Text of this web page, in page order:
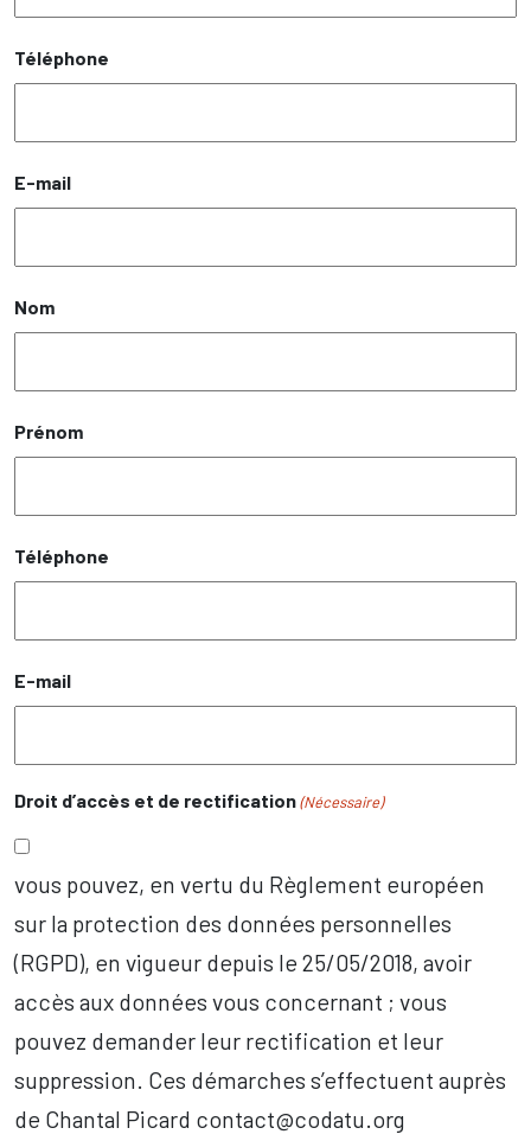
Téléphone
E-mail
Nom
Prénom
Téléphone
E-mail
Droit d’accès et de rectification (Nécessaire)
vous pouvez, en vertu du Règlement européen
sur la protection des données personnelles
(RGPD), en vigueur depuis le 25/05/2018, avoir
accès aux données vous concernant ; vous
pouvez demander leur rectification et leur
suppression. Ces démarches s’effectuent auprès
de Chantal Picard contact@codatu.org